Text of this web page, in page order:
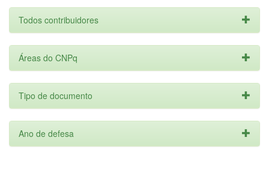
Todos contribuidores
Áreas do CNPq
Tipo de documento
Ano de defesa